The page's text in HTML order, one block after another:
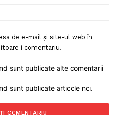
de e-mail și site-ul web în
i comentariu.
sunt publicate alte comentarii.
sunt publicate articole noi.